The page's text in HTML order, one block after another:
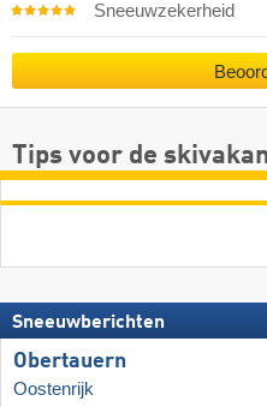
Sneeuwzekerheid
Tips voor de
Sneeuwberichten
Obertauern
Oostenrijk